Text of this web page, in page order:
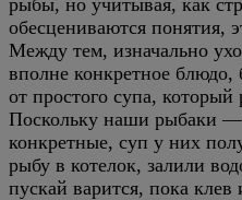
рыбы, но учитывая, как
обесцениваются понятия,
Между тем, изначально
вполне конкретное
от простого супа,
Поскольку наши рыбаки —
конкретные, суп у них
рыбу в котелок, залили
пускай варится, пока клев